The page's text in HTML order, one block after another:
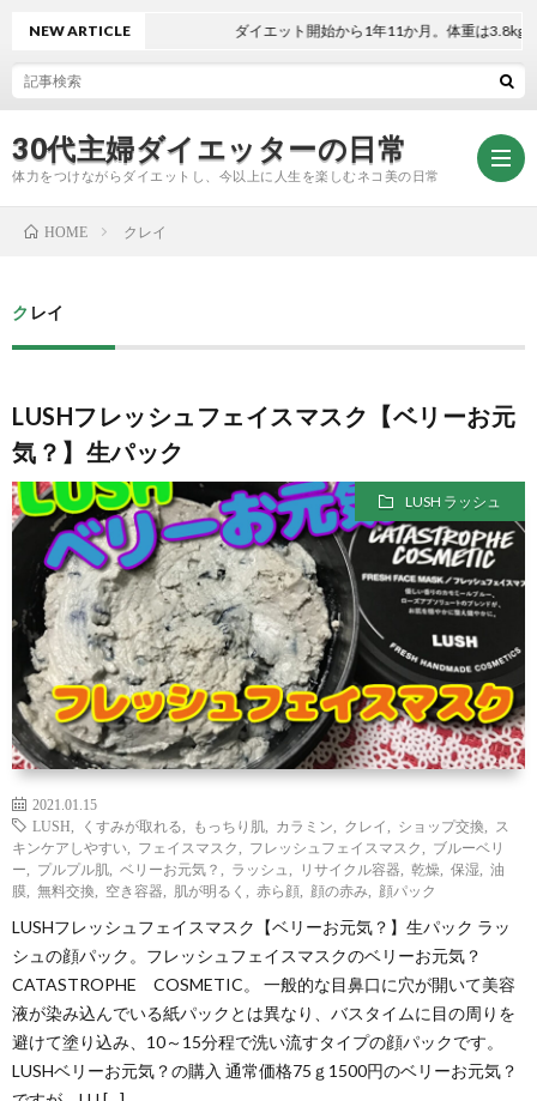
30代主婦ダイエッターの日常
体力をつけながらダイエットし、今以上に人生を楽しむネコ美の日常
問
い
合
わ
プ
ラ
イ
バ
ポ
シ
ー
NEW ARTICLE ダイエット開始から1年11か月。体重は3.8kg減
HOME クレイ
クレイ
LUSHフレッシュフェイスマスク【ベリーお元
気？】生パック
LUSH ラッシュ
2021.01.15
LUSH
くすみが取れる もっちり肌 カラミン クレイ ショップ交換
ス
キンケアしやすい
フェイスマスク フレッシュフェイスマスク
ブルーベリ
ー
プルプル肌 ベリーお元気？ ラッシュ リサイクル容器 乾燥 保湿
油
膜
無料交換 空き容器 肌が明るく 赤ら顔 顔の赤み 顔パック
LUSHフレッシュフェイスマスク【ベリーお元気？】生パック ラッ
シュの顔パック。フレッシュフェイスマスクのベリーお元気？
CATASTROPHE COSMETIC。 一般的な目鼻口に穴が開いて美容
液が染み込んでいる紙パックとは異なり、バスタイムに目の周りを
避けて塗り込み、10～15分程で洗い流すタイプの顔パックです。
LUSHベリーお元気？の購入 通常価格75ｇ1500円のベリーお元気？